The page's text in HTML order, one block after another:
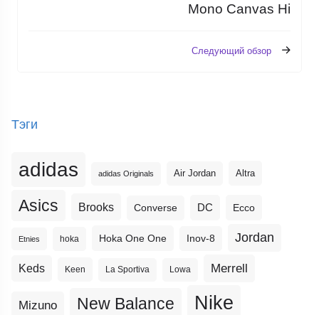
Mono Canvas Hi
Следующий обзор
Тэги
adidas adidas Originals Air Jordan Altra
Asics Brooks Converse DC Ecco
Etnies hoka Hoka One One Inov-8 Jordan
Keds Keen La Sportiva Lowa Merrell
Mizuno New Balance Nike